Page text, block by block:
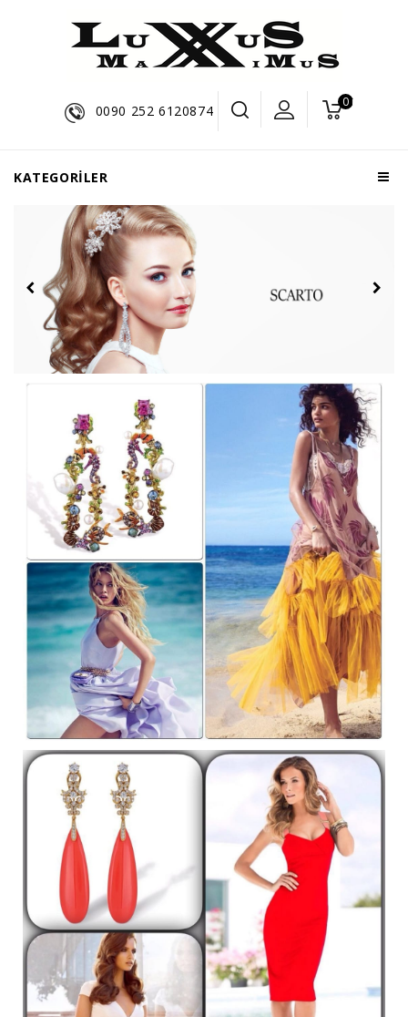
0090 252 6120874
0 ürün -
KATEGORILER